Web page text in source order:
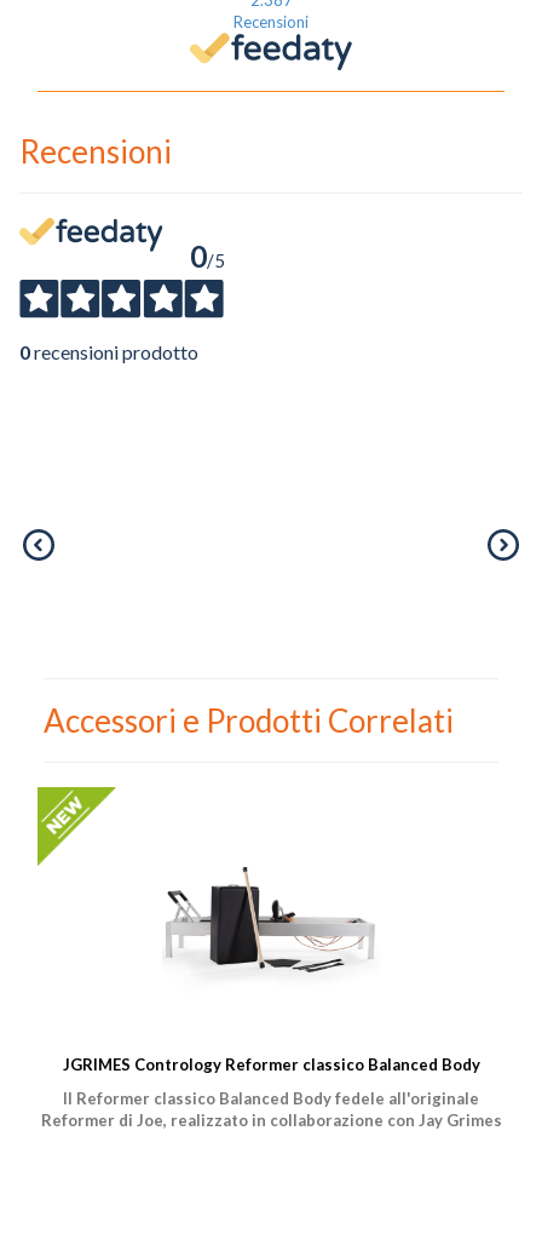
Recensioni
Recensioni
0/5
0recensioni prodotto
Accessori e Prodotti Correlati
JGRIMES Contrology Reformer classico Balanced Body
Il Reformer classico Balanced Body fedele all'originale
Reformer di Joe, realizzato in collaborazione con Jay Grimes